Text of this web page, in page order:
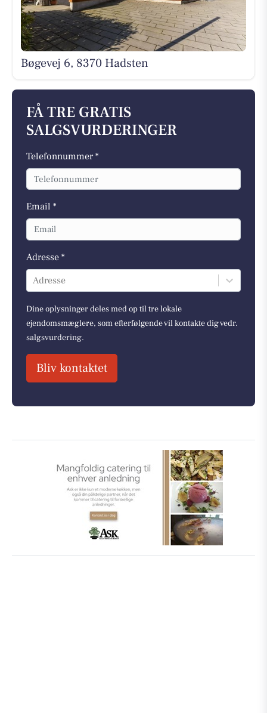
Bøgevej 6, 8370 Hadsten
FÅ TRE GRATIS
SALGSVURDERINGER
Telefonnummer *
Email *
Adresse *
Adresse
Dine oplysninger deles med op til tre lokale
ejendomsmæglere, som efterfølgende vil kontakte dig vedr.
salgsvurdering.
Bliv kontaktet